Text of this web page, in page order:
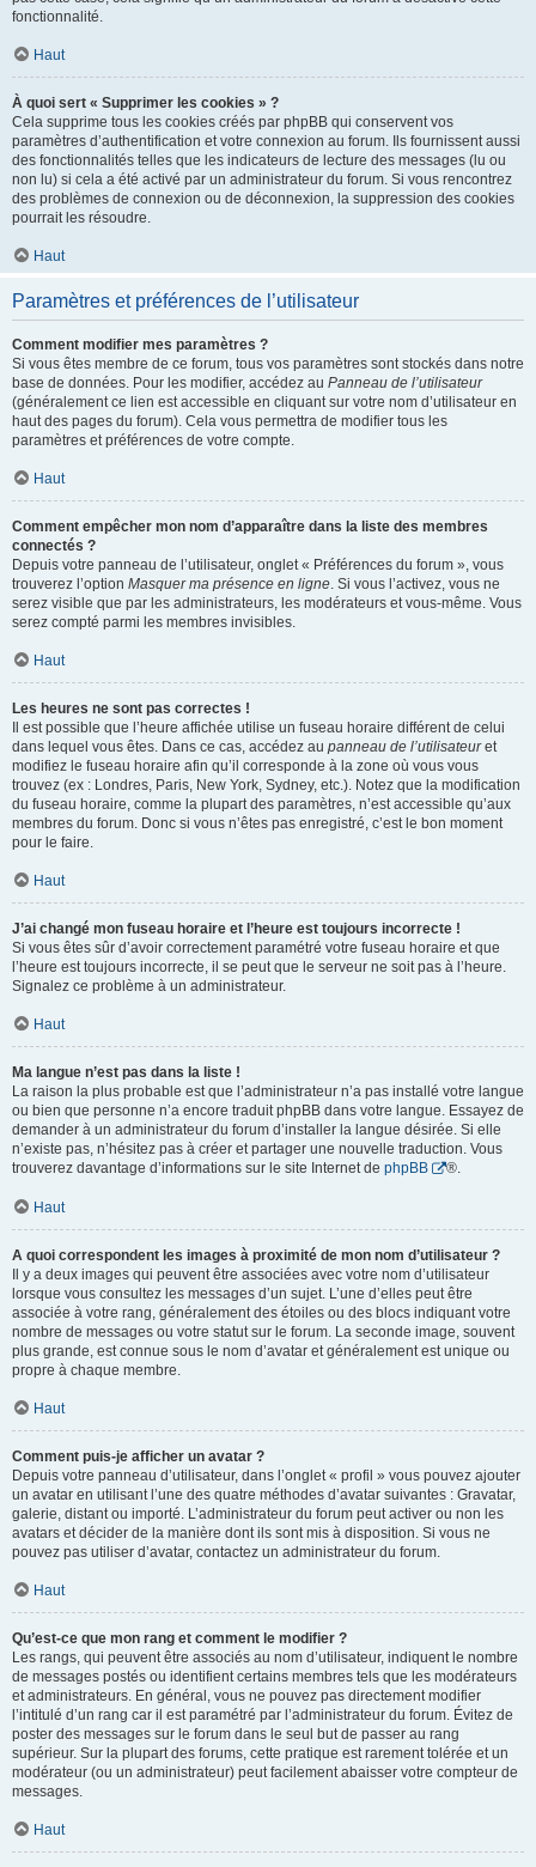
fonctionnalité.
Haut
À quoi sert « Supprimer les cookies » ?
Cela supprime tous les cookies créés par phpBB qui conservent vos
paramètres d’authentification et votre connexion au forum. Ils fournissent aussi
des fonctionnalités telles que les indicateurs de lecture des messages (lu ou
non lu) si cela a été activé par un administrateur du forum. Si vous rencontrez
des problèmes de connexion ou de déconnexion, la suppression des cookies
pourrait les résoudre.
Haut
Paramètres et préférences de l’utilisateur
Comment modifier mes paramètres ?
Si vous êtes membre de ce forum, tous vos paramètres sont stockés dans notre
base de données. Pour les modifier, accédez au Panneau de l’utilisateur
(généralement ce lien est accessible en cliquant sur votre nom d’utilisateur en
haut des pages du forum). Cela vous permettra de modifier tous les
paramètres et préférences de votre compte.
Haut
Comment empêcher mon nom d’apparaître dans la liste des membres
connectés ?
Depuis votre panneau de l’utilisateur, onglet « Préférences du forum », vous
trouverez l’option Masquer ma présence en ligne. Si vous l’activez, vous ne
serez visible que par les administrateurs, les modérateurs et vous-même. Vous
serez compté parmi les membres invisibles.
Haut
Les heures ne sont pas correctes !
Il est possible que l’heure affichée utilise un fuseau horaire différent de celui
dans lequel vous êtes. Dans ce cas, accédez au panneau de l’utilisateuret
modifiez le fuseau horaire afin qu’il corresponde à la zone où vous vous
trouvez (ex : Londres, Paris, New York, Sydney, etc.). Notez que la modification
du fuseau horaire, comme la plupart des paramètres, n’est accessible qu’aux
membres du forum. Donc si vous n’êtes pas enregistré, c’est le bon moment
pour le faire.
Haut
J’ai changé mon fuseau horaire et l’heure est toujours incorrecte !
Si vous êtes sûr d’avoir correctement paramétré votre fuseau horaire et que
l’heure est toujours incorrecte, il se peut que le serveur ne soit pas à l’heure.
Signalez ce problème à un administrateur.
Haut
Ma langue n’est pas dans la liste !
La raison la plus probable est que l’administrateur n’a pas installé votre langue
ou bien que personne n’a encore traduit phpBB dans votre langue. Essayez de
demander à un administrateur du forum d’installer la langue désirée. Si elle
n’existe pas, n’hésitez pas à créer et partager une nouvelle traduction. Vous
trouverez davantage d’informations sur le site Internet de phpBB ®.
Haut
A quoi correspondent les images à proximité de mon nom d’utilisateur ?
Il y a deux images qui peuvent être associées avec votre nom d’utilisateur
lorsque vous consultez les messages d’un sujet. L’une d’elles peut être
associée à votre rang, généralement des étoiles ou des blocs indiquant votre
nombre de messages ou votre statut sur le forum. La seconde image, souvent
plus grande, est connue sous le nom d’avatar et généralement est unique ou
propre à chaque membre.
Haut
Comment puis-je afficher un avatar ?
Depuis votre panneau d’utilisateur, dans l’onglet « profil » vous pouvez ajouter
un avatar en utilisant l’une des quatre méthodes d’avatar suivantes : Gravatar,
galerie, distant ou importé. L’administrateur du forum peut activer ou non les
avatars et décider de la manière dont ils sont mis à disposition. Si vous ne
pouvez pas utiliser d’avatar, contactez un administrateur du forum.
Haut
Qu’est-ce que mon rang et comment le modifier ?
Les rangs, qui peuvent être associés au nom d’utilisateur, indiquent le nombre
de messages postés ou identifient certains membres tels que les modérateurs
et administrateurs. En général, vous ne pouvez pas directement modifier
l’intitulé d’un rang car il est paramétré par l’administrateur du forum. Évitez de
poster des messages sur le forum dans le seul but de passer au rang
supérieur. Sur la plupart des forums, cette pratique est rarement tolérée et un
modérateur (ou un administrateur) peut facilement abaisser votre compteur de
messages.
Haut